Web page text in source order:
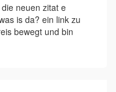
neuen zitat e
is da? ein link zu
bewegt und bin